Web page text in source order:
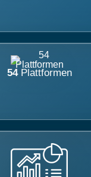
54 Plattformen